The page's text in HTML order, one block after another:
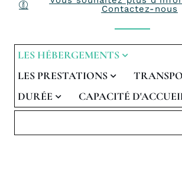
Contactez-nous
LES HÉBERGEMENTS
LES PRESTATIONS
DURÉE
CAPACITÉ